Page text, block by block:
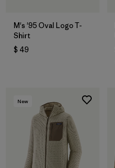
M's '95 Oval Logo T-
Shirt
$ 49
New